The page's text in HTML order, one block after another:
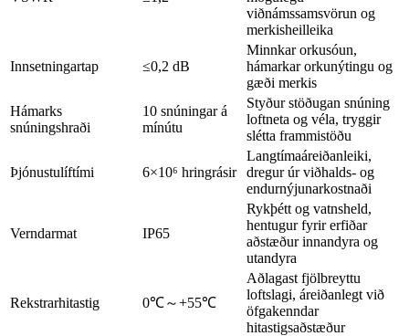
viðnámssamsvörun og
merkisheilleika
Innsetningartap ≤0,2 dB
Minnkar orkusóun,
hámarkar orkunýtingu og
gæði merkis
Hámarks
snúningshraði
10 snúningar á
mínútu
Styður stöðugan snúning
loftneta og véla, tryggir
slétta frammistöðu
Þjónustulíftími 6×10⁶ hringrásir
Langtímaáreiðanleiki,
dregur úr viðhalds- og
endurnýjunarkostnaði
Verndarmat IP65
Rykþétt og vatnsheld,
hentugur fyrir erfiðar
aðstæður innandyra og
utandyra
Rekstrarhitastig 0℃～+55℃
Aðlagast fjölbreyttu
loftslagi, áreiðanlegt við
öfgakenndar
hitastigsaðstæður